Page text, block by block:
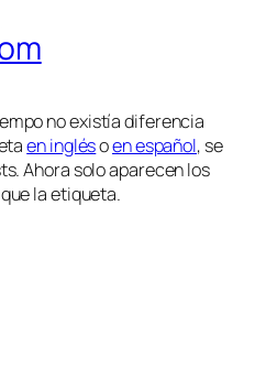
no existía diferencia
en inglésoen español, se
Ahora solo aparecen los
la etiqueta.